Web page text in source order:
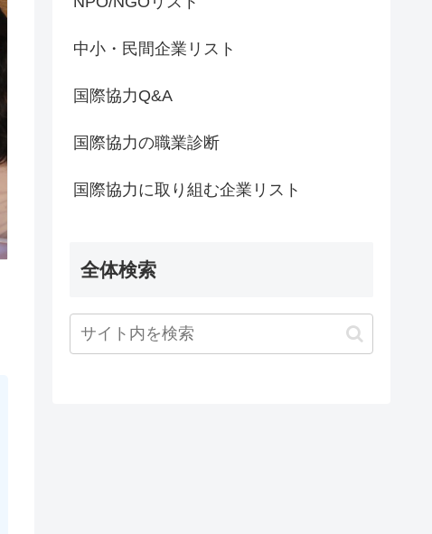
中小・民間企業リスト
国際協力Q&A
国際協力の職業診断
国際協力に取り組む企業リスト
全体検索